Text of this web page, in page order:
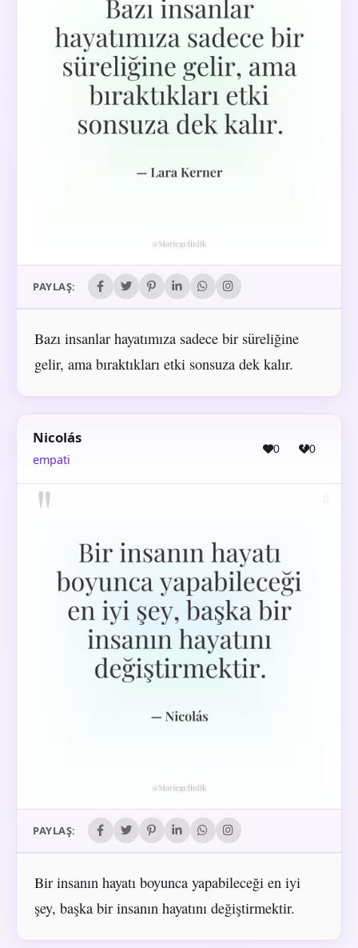
PAYLAŞ:
Bazı insanlar hayatımıza sadece bir süreliğine
gelir, ama bıraktıkları etki sonsuza dek kalır.
Nicolás
empati
0 0
PAYLAŞ:
Bir insanın hayatı boyunca yapabileceği en iyi
şey, başka bir insanın hayatını değiştirmektir.